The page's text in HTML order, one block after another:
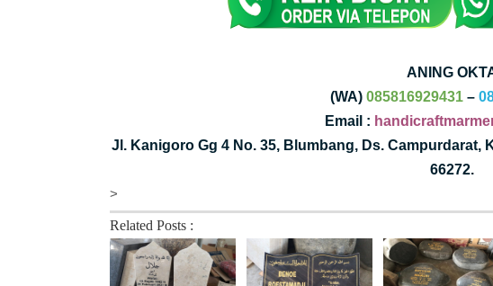
ANING
(WA) 085816929431–
Email :
Jl. Kanigoro Gg 4 No. 35, Blumbang, Ds. Campurdarat,
66272.
>
Related Posts :